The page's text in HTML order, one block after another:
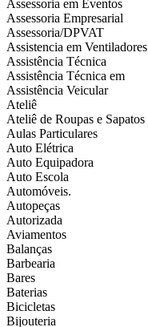
Assessoria em Eventos
Assessoria Empresarial
Assessoria/DPVAT
Assistencia em Ventiladores
Assistência Técnica
Assistência Técnica em
Assistência Veicular
Ateliê
Ateliê de Roupas e Sapatos
Aulas Particulares
Auto Elétrica
Auto Equipadora
Auto Escola
Automóveis.
Autopeças
Autorizada
Aviamentos
Balanças
Barbearia
Bares
Baterias
Bicicletas
Bijouteria